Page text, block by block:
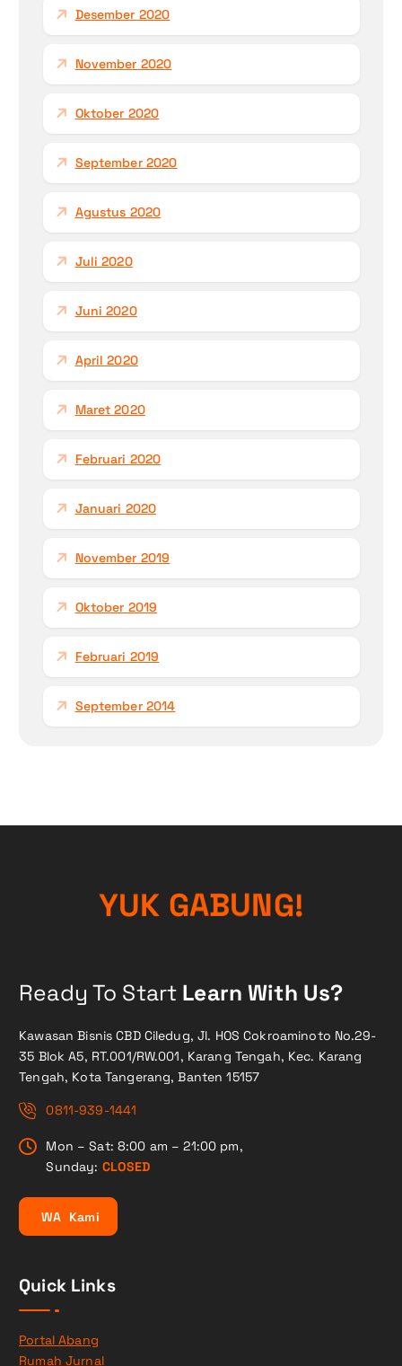
Desember 2020
November 2020
Oktober 2020
September 2020
Agustus 2020
Juli 2020
Juni 2020
April 2020
Maret 2020
Februari 2020
Januari 2020
November 2019
Oktober 2019
Februari 2019
September 2014
YUK GABUNG!
Ready To Start Learn With Us?
Kawasan Bisnis CBD Ciledug, Jl. HOS Cokroaminoto No.29-
35 Blok A5, RT.001/RW.001, Karang Tengah, Kec. Karang
Tengah, Kota Tangerang, Banten 15157
0811-939-1441
Mon – Sat: 8:00 am – 21:00 pm,
Sunday: CLOSED
WA Kami
Quick Links
Portal Abang
Rumah Jurnal